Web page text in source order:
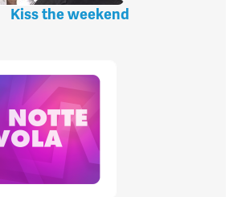
Kiss the weekend